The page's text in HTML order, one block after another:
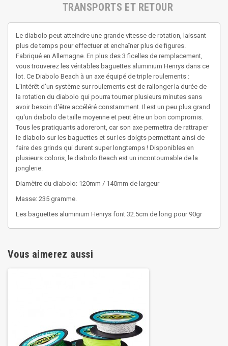
TRANSPORTS ET RETOUR
Le diabolo peut atteindre une grande vitesse de rotation, laissant
plus de temps pour effectuer et enchaîner plus de figures.
Fabriqué en Allemagne. En plus des 3 ficelles de remplacement,
vous trouverez les véritables baguettes aluminium Henrys dans ce
lot. Ce Diabolo Beach à un axe équipé de triple roulements :
L'intérêt d'un système sur roulements est de rallonger la durée de
la rotation du diabolo qui pourra tourner plusieurs minutes sans
avoir besoin d'être accéléré constamment. Il est un peu plus grand
qu'un diabolo de taille moyenne et peut être un bon compromis.
Tous les pratiquants adoreront, car son axe permettra de rattraper
le diabolo sur les baguettes et sur les doigts permettant ainsi de
faire des grinds qui durent super longtemps ! Disponibles en
plusieurs coloris, le diabolo Beach est un incontournable de la
jonglerie.
Diamètre du diabolo: 120mm / 140mm de largeur
Masse: 235 gramme.
Les baguettes aluminium Henrys font 32.5cm de long pour 90gr
Vous aimerez aussi